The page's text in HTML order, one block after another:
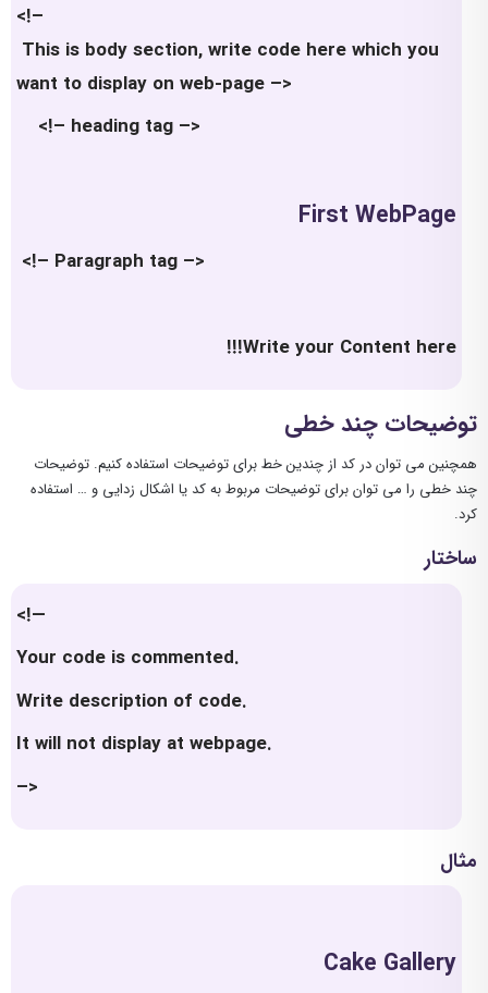
<!–
This is body section, write code here which you
want to display on web-page –>
<!– heading tag –>
First WebPage
<!– Paragraph tag –>
Write your Content here!!!
توضیحات چند خطی
همچنین می توان در کد از چندین خط برای توضیحات استفاده کنیم. توضیحات
چند خطی را می توان برای توضیحات مربوط به کد یا اشکال زدایی و … استفاده
کرد.
ساختار
<!—
Your code is commented.
Write description of code.
It will not display at webpage.
–>
مثال
Cake Gallery